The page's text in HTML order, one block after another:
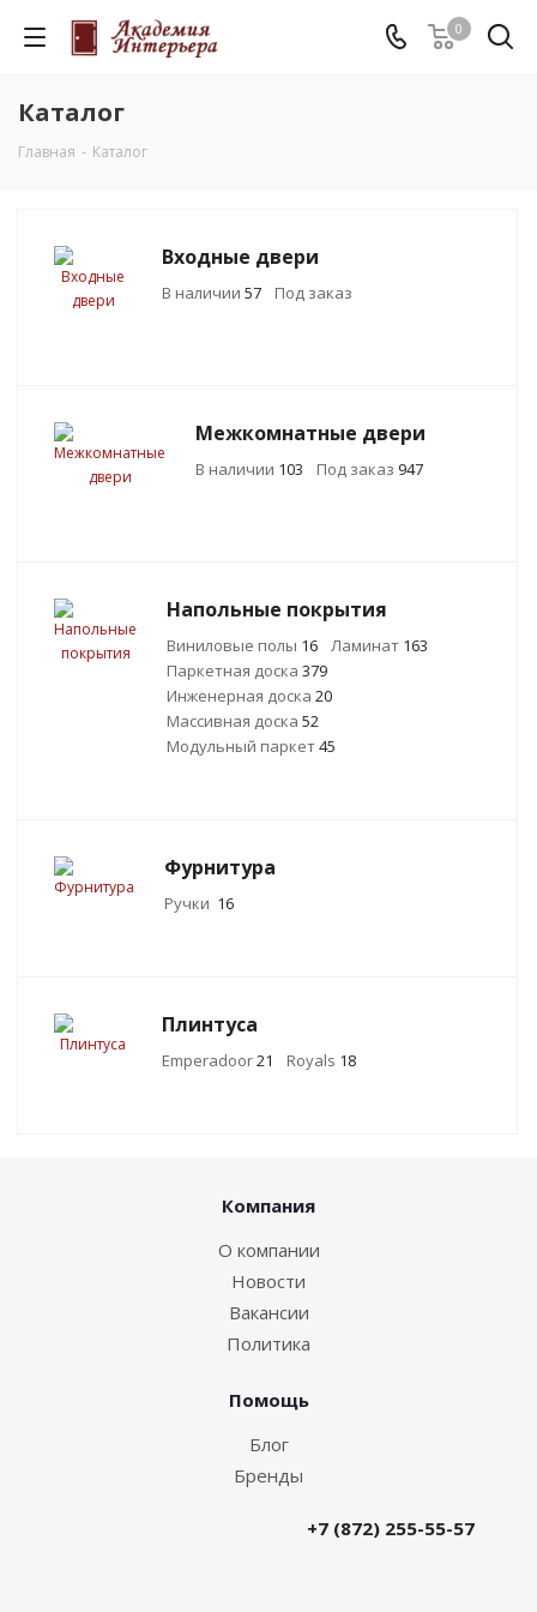
0
Каталог
Главная - Каталог
Входные двери
В наличии 57 Под заказ
Межкомнатные двери
В наличии 103 Под заказ 947
Напольные покрытия
Виниловые полы 16 Ламинат 163
Паркетная доска 379
Инженерная доска 20
Массивная доска 52
Модульный паркет45
Фурнитура
Ручки 16
Плинтуса
Emperadoor21 Royals 18
Компания
О компании
Новости
Вакансии
Политика
Помощь
Блог
Бренды
+7 (872) 255-55-57